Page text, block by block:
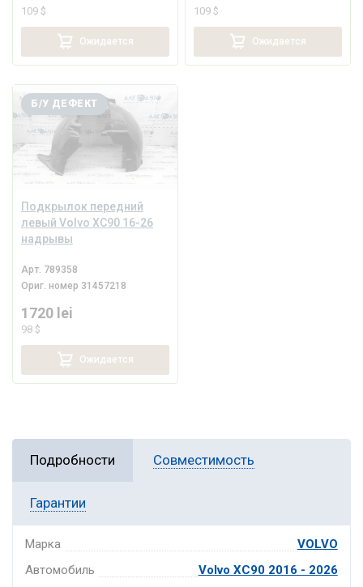
109 $
Ожидается
109 $
Ожидается
Подкрылок передний
левый Volvo XC90 16-26
надрывы
Б/У ДЕФЕКТ
Арт. 789358
Ориг. номер 31457218
1720 lei
98 $
Ожидается
Подробности Совместимость
Гарантии
Марка
VOLVO
Автомобиль
Volvo XC90 2016 - 2026